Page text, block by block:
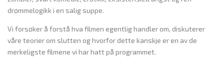
drømmelogikk i en salig suppe.
Vi forsøker å forstå hva filmen egentlig handler om, diskuterer
våre teorier om slutten og hvorfor dette kanskje er en av de
merkeligste filmene vi har hatt på programmet.